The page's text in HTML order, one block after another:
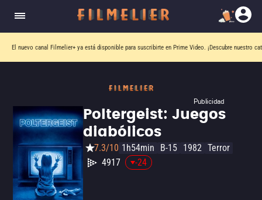
El nuevo canal Filmelier+ ya está disponible para suscribirte en Prime Video. ¡Descubre nuestro
Publicidad
Poltergeist: Juegos
diabólicos
7.3/10 1h54min B-15 1982 Terror
4917
-24